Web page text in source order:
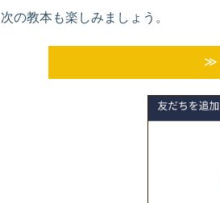
次の教本も楽しみましょう。